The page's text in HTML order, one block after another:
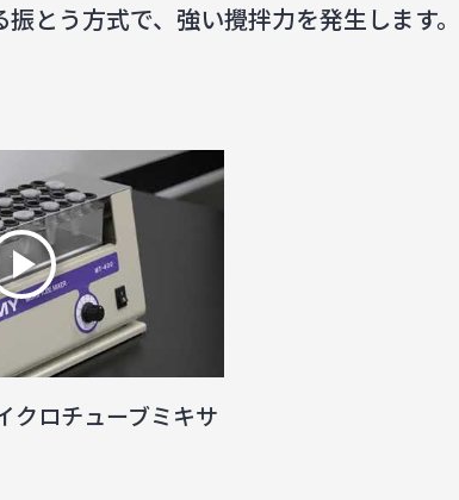
とう方式で、強い攪拌力を発生します。
クロチューブミキサ